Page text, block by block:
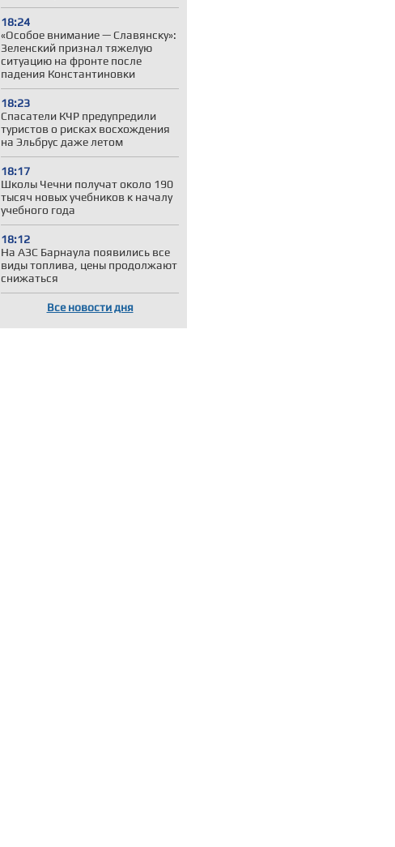
18:24
«Особое внимание — Славянску»:
Зеленский признал тяжелую
ситуацию на фронте после
падения Константиновки
18:23
Спасатели КЧР предупредили
туристов о рисках восхождения
на Эльбрус даже летом
18:17
Школы Чечни получат около 190
тысяч новых учебников к началу
учебного года
18:12
На АЗС Барнаула появились все
виды топлива, цены продолжают
снижаться
Все новости дня